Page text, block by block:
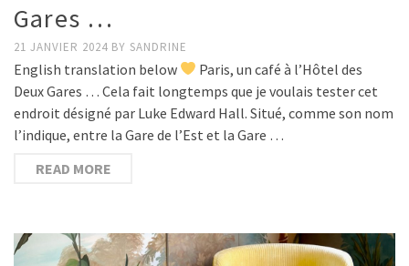
Gares …
21 JANVIER 2024 BY SANDRINE
English translation below
Paris, un café à l’Hôtel des
Deux Gares … Cela fait longtemps que je voulais tester cet
endroit désigné par Luke Edward Hall. Situé, comme son nom
l’indique, entre la Gare de l’Est et la Gare …
READ MORE